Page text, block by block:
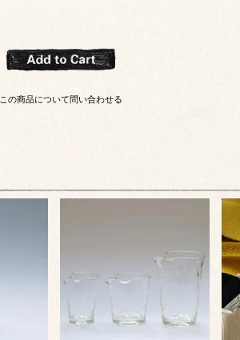
この商品について問い合わせる